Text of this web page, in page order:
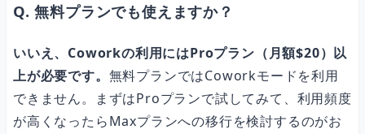
Q. 無料プランでも使えますか？
いいえ、Coworkの利用にはProプラン（月額$20）以
上が必要です。 無料プランではCoworkモードを利用
できません。まずはProプランで試してみて、利用頻度
が高くなったらMaxプランへの移行を検討するのがお